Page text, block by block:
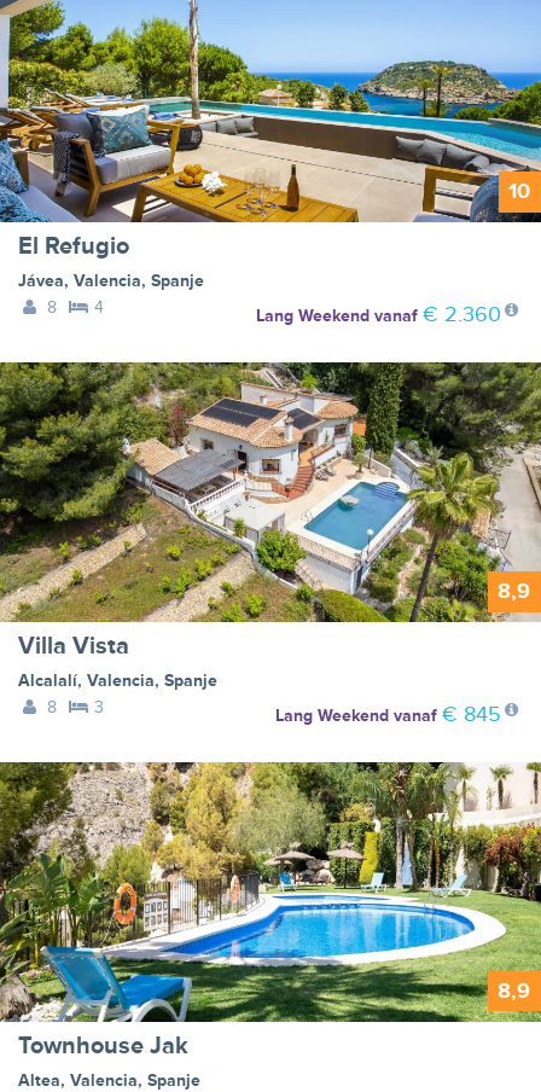
10
El Refugio
Jávea, Valencia, Spanje
8
4 Lang Weekendvanaf € 2.360
8,9
Villa Vista
Alcalalí, Valencia, Spanje
8
3 Lang Weekendvanaf € 845
8,9
Townhouse Jak
Altea, Valencia, Spanje